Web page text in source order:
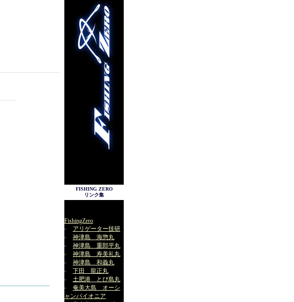
FISHING ZERO
リンク集
FishingZero
アリゲーター技研
神津島 海惣丸
神津島 重郎平丸
神津島 寿美礼丸
神津島 和義丸
下田 龍正丸
土肥港 とび島丸
奄美大島 オーシ
ャンパイオニア